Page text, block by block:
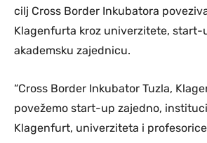
cilj Cross Border Inkubatora
Klagenfurta kroz univerzitete, start-
akademsku zajednicu.
“Cross Border Inkubator Tuzla,
povežemo start-up zajedno,
Klagenfurt, univerziteta i